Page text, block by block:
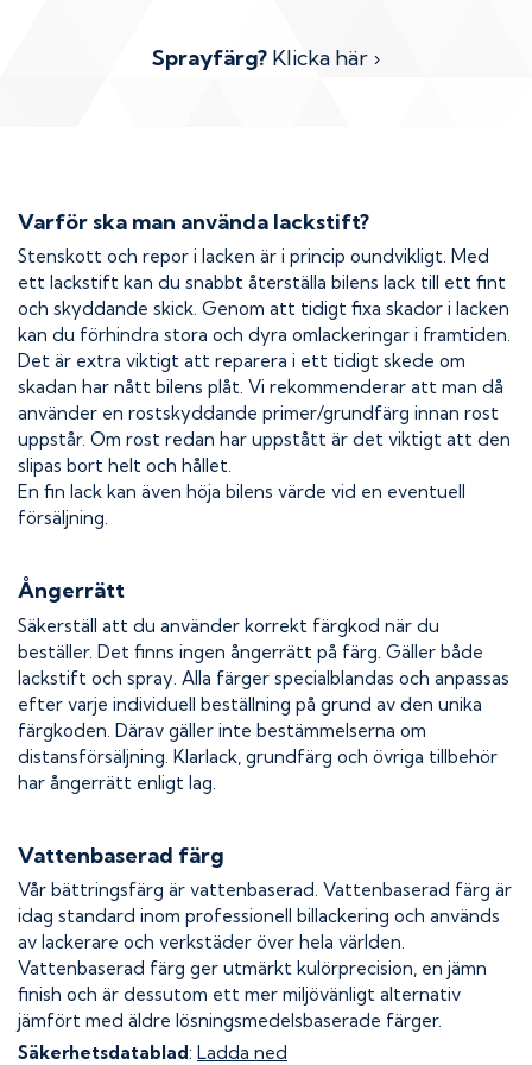
Sprayfärg? Klicka här ›
Varför ska man använda lackstift?
Stenskott och repor i lacken är i princip oundvikligt. Med
ett lackstift kan du snabbt återställa bilens lack till ett fint
och skyddande skick. Genom att tidigt fixa skador i lacken
kan du förhindra stora och dyra omlackeringar i framtiden.
Det är extra viktigt att reparera i ett tidigt skede om
skadan har nått bilens plåt. Vi rekommenderar att man då
använder en rostskyddande primer/grundfärg innan rost
uppstår. Om rost redan har uppstått är det viktigt att den
slipas bort helt och hållet.
En fin lack kan även höja bilens värde vid en eventuell
försäljning.
Ångerrätt
Säkerställ att du använder korrekt färgkod när du
beställer. Det finns ingen ångerrätt på färg. Gäller både
lackstift och spray. Alla färger specialblandas och anpassas
efter varje individuell beställning på grund av den unika
färgkoden. Därav gäller inte bestämmelserna om
distansförsäljning. Klarlack, grundfärg och övriga tillbehör
har ångerrätt enligt lag.
Vattenbaserad färg
Vår bättringsfärg är vattenbaserad. Vattenbaserad färg är
idag standard inom professionell billackering och används
av lackerare och verkstäder över hela världen.
Vattenbaserad färg ger utmärkt kulörprecision, en jämn
finish och är dessutom ett mer miljövänligt alternativ
jämfört med äldre lösningsmedelsbaserade färger.
Säkerhetsdatablad: Ladda ned